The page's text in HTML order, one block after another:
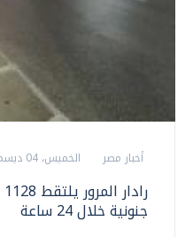
أخبار مصر الخميس، 04 ديسمبر 2025 08:31 ص
جنونية خلال 24 ساعة